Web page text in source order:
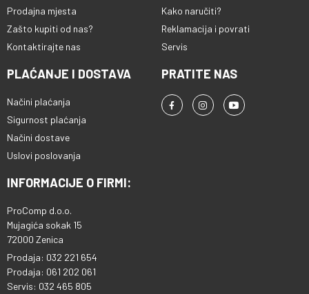
Prodajna mjesta
Zašto kupiti od nas?
Kontaktirajte nas
Kako naručiti?
Reklamacija i povrati
Servis
PLAĆANJE I DOSTAVA
Načini plaćanja
Sigurnost plaćanja
Načini dostave
Uslovi poslovanja
PRATITE NAS
INFORMACIJE O FIRMI:
ProComp d.o.o.
Mujagića sokak 15
72000 Zenica
Prodaja: 032 221 654
Prodaja: 061 202 061
Servis: 032 465 805